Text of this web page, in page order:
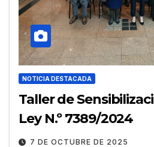
NOTICIA DESTACADA
Taller de
Ley N.º 7389/2024
7 DE OCTUBRE DE 2025